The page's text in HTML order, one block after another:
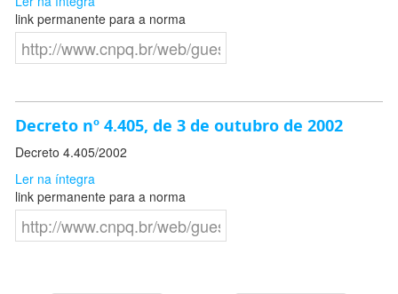
link permanente para a norma
Decreto nº 4.405, de 3 de outubro de 2002
Decreto 4.405/2002
Ler na íntegra
link permanente para a norma